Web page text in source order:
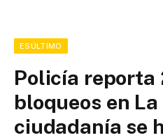
ESÚLTIMO
Policía reporta
bloqueos en
ciudadanía se